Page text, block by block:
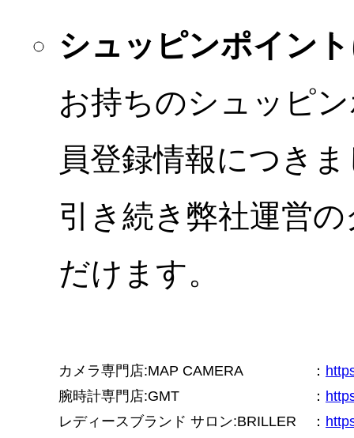
シュッピンポイン
お持ちのシュッピ
員登録情報につき
引き続き弊社運営
だけます。
カメラ専門店:MAP CAMERA ：
腕時計専門店:GMT
：
レディースブランド サロン:BRILLER
：